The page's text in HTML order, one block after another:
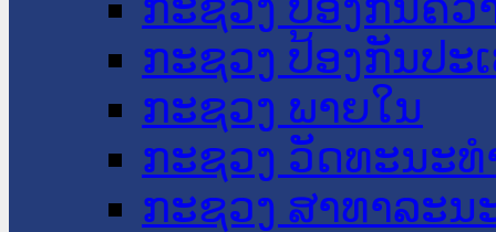
ກະຊວງ ປ້ອງກັນປະ
ກະຊວງ ພາຍໃນ
ກະຊວງ ວັດທະນະ
ກະຊວງ ສາທາລະນ